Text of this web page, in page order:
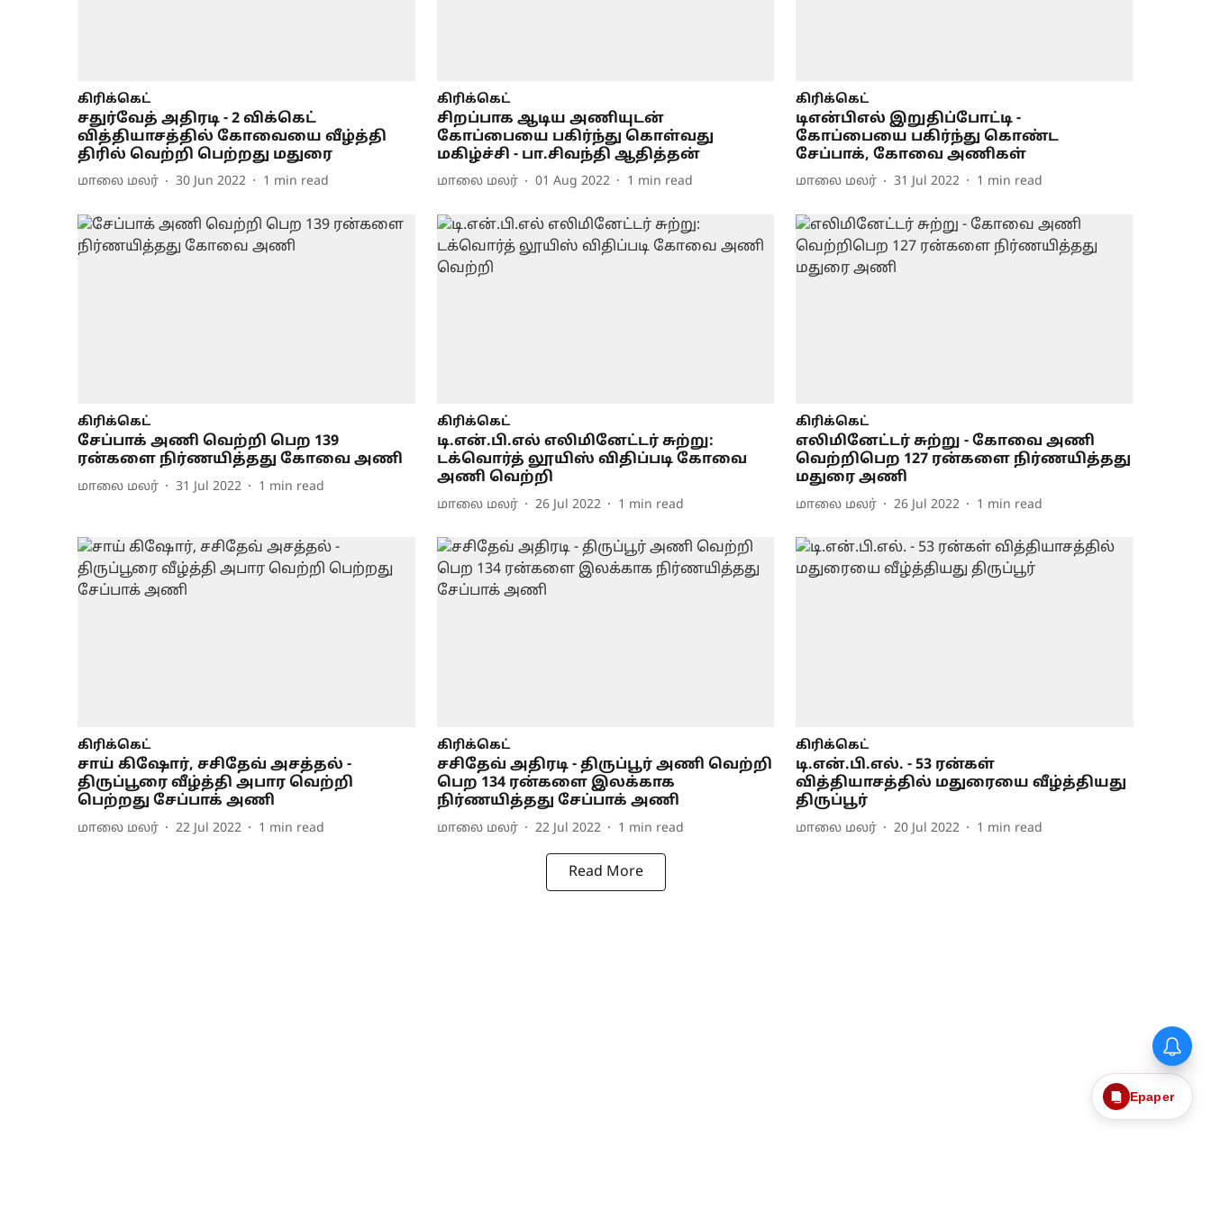
கிரிக்கெட்
சதுர்வேத் அதிரடி - 2 விக்கெட்
வித்தியாசத்தில் கோவையை வீழ்த்தி
திரில் வெற்றி பெற்றது மதுரை
மாலை மலர் 30 Jun 2022 1 min read
கிரிக்கெட்
சிறப்பாக ஆடிய அணியுடன்
கோப்பையை பகிர்ந்து கொள்வது
மகிழ்ச்சி - பா.சிவந்தி ஆதித்தன்
மாலை மலர் 01 Aug 2022 1 min read
கிரிக்கெட்
டிஎன்பிஎல் இறுதிப்போட்டி -
கோப்பையை பகிர்ந்து கொண்ட
சேப்பாக், கோவை அணிகள்
மாலை மலர் 31 Jul 2022 1 min read
கிரிக்கெட்
சேப்பாக் அணி வெற்றி பெற 139
ரன்களை நிர்ணயித்தது கோவை அணி
மாலை மலர் 31 Jul 2022 1 min read
கிரிக்கெட்
டி.என்.பி.எல் எலிமினேட்டர் சுற்று:
டக்வொர்த் லூயிஸ் விதிப்படி கோவை
அணி வெற்றி
மாலை மலர் 26 Jul 2022 1 min read
கிரிக்கெட்
எலிமினேட்டர் சுற்று - கோவை அணி
வெற்றிபெற 127 ரன்களை நிர்ணயித்தது
மதுரை அணி
மாலை மலர் 26 Jul 2022 1 min read
கிரிக்கெட்
சாய் கிஷோர், சசிதேவ் அசத்தல் -
திருப்பூரை வீழ்த்தி அபார வெற்றி
பெற்றது சேப்பாக் அணி
மாலை மலர் 22 Jul 2022 1 min read
கிரிக்கெட்
சசிதேவ் அதிரடி - திருப்பூர் அணி வெற்றி
பெற 134 ரன்களை இலக்காக
நிர்ணயித்தது சேப்பாக் அணி
மாலை மலர் 22 Jul 2022 1 min read
கிரிக்கெட்
டி.என்.பி.எல். - 53 ரன்கள்
வித்தியாசத்தில் மதுரையை வீழ்த்தியது
திருப்பூர்
மாலை மலர் 20 Jul 2022 1 min read
Read More
Epaper